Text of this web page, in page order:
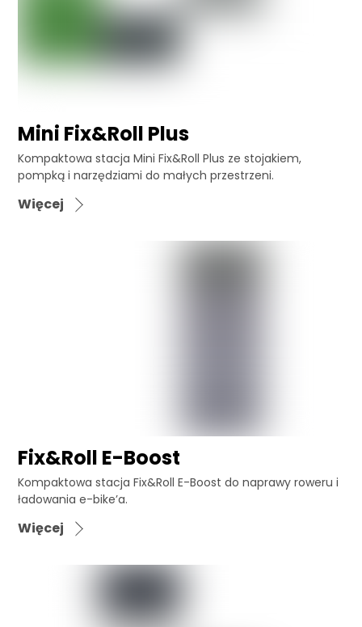
Mini Fix&Roll Plus
Kompaktowa stacja Mini Fix&Roll Plus ze stojakiem,
pompką i narzędziami do małych przestrzeni.
Więcej
Fix&Roll E-Boost
Kompaktowa stacja Fix&Roll E-Boost do naprawy roweru i
ładowania e-bike’a.
Więcej